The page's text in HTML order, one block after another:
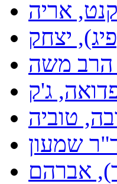
אריה
יצחק
הרב משה
ג'ק
טוביה
שמעון
אברהם